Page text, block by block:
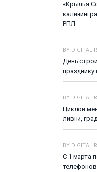
«Крылья
РПЛ
BY DIGITAL
День
празднику
BY DIGITAL
Циклон
ливни,
BY DIGITAL
С 1 марта
телефонов